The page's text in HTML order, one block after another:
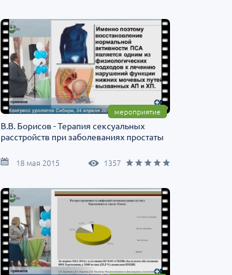
мероприятие
В.В. Борисов - Терапия сексуальных
расстройств при заболеваниях простаты
18 мая 2015 1357